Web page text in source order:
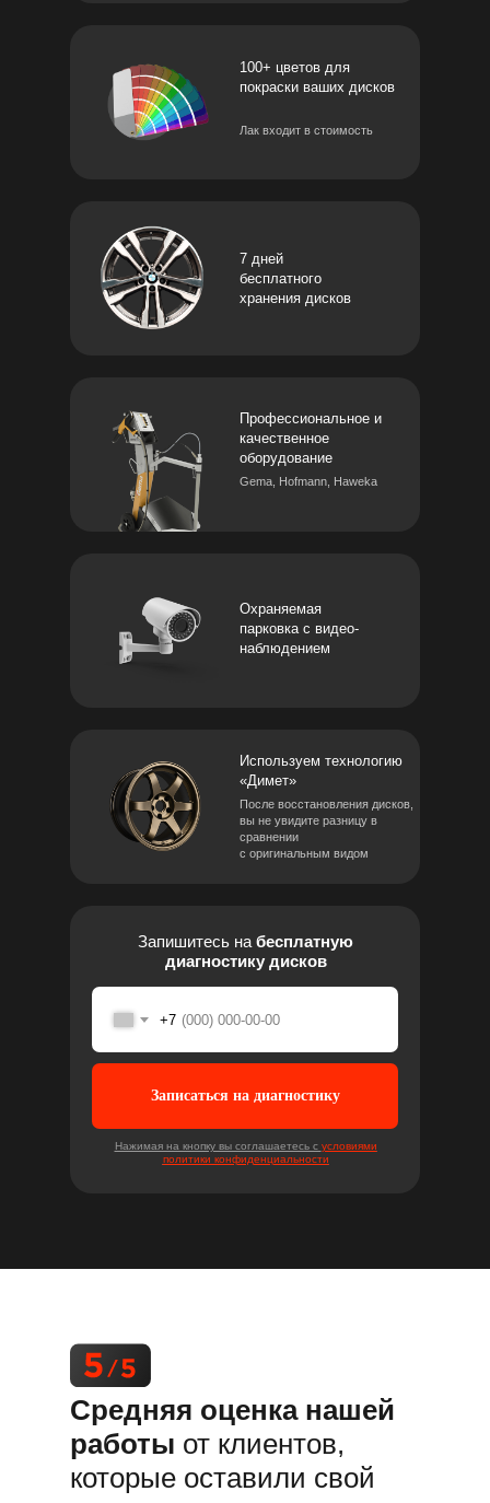
Охраняемая
парковка с видео-
наблюдением
100+ цветов для
покраски ваших дисков
7 дней
бесплатного
хранения дисков
Профессиональное и
качественное
оборудование
Используем технологию
«Димет»
Лак входит в стоимость
Gema, Hofmann, Haweka
После восстановления дисков,
вы не увидите разницу в
сравнении
с оригинальным видом
Запишитесь на бесплатную
диагностику дисков
+7
Записаться на диагностику
Нажимая на кнопку вы соглашаетесь с условиями
политики конфиденциальности
Средняя оценка нашей
работы от клиентов,
которые оставили свой